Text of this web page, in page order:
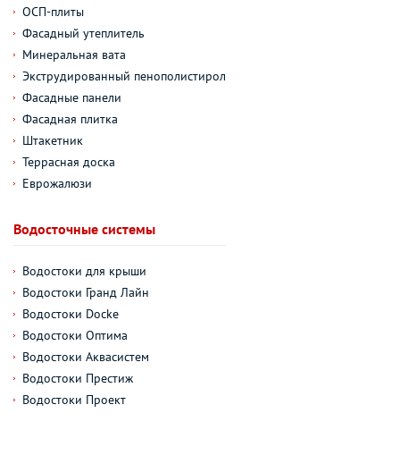
ОСП-плиты
Фасадный утеплитель
Минеральная вата
Экструдированный пенополистирол
Фасадные панели
Фасадная плитка
Штакетник
Террасная доска
Еврожалюзи
Водосточные системы
Водостоки для крыши
Водостоки Гранд Лайн
Водостоки Docke
Водостоки Оптима
Водостоки Аквасистем
Водостоки Престиж
Водостоки Проект